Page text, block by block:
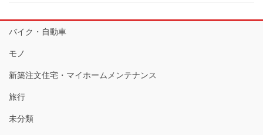
バイク・自動車
モノ
新築注文住宅・マイホームメンテナンス
旅行
未分類